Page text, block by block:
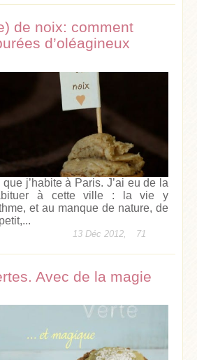
de noix: comment
d’oléagineux
j’habite à Paris. J’ai eu de la
à cette ville : la vie y
et au manque de nature, de
13 Déc 2012, 71
Avec de la magie